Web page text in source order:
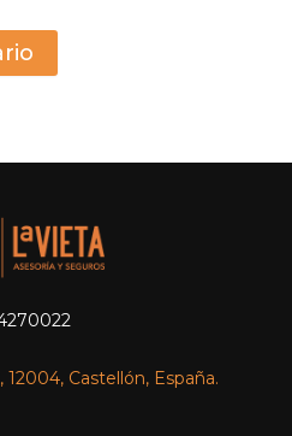
12004, Castellón, España.